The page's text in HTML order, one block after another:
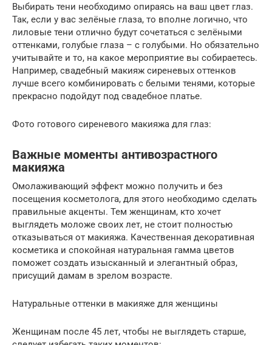
Выбирать тени необходимо опираясь на ваш цвет глаз.
Так, если у вас зелёные глаза, то вполне логично, что
лиловые тени отлично будут сочетаться с зелёными
оттенками, голубые глаза – с голубыми. Но обязательно
учитывайте и то, на какое мероприятие вы собираетесь.
Например, свадебный макияж сиреневых оттенков
лучше всего комбинировать с белыми тенями, которые
прекрасно подойдут под свадебное платье.
Фото готового сиреневого макияжа для глаз:
Важные моменты антивозрастного
макияжа
Омолаживающий эффект можно получить и без
посещения косметолога, для этого необходимо сделать
правильные акценты. Тем женщинам, кто хочет
выглядеть моложе своих лет, не стоит полностью
отказываться от макияжа. Качественная декоративная
косметика и спокойная натуральная гамма цветов
поможет создать изысканный и элегантный образ,
присущий дамам в зрелом возрасте.
Натуральные оттенки в макияже для женщины
Женщинам после 45 лет, чтобы не выглядеть старше,